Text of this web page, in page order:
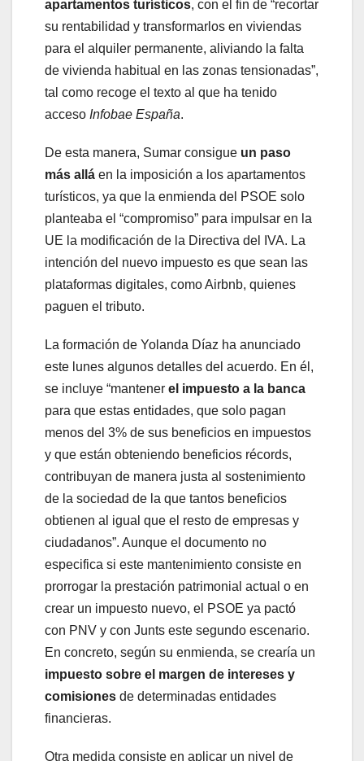
apartamentos turísticos, con el fin de “recortar
su rentabilidad y transformarlos en viviendas
para el alquiler permanente, aliviando la falta
de vivienda habitual en las zonas tensionadas”,
tal como recoge el texto al que ha tenido
acceso Infobae España.
De esta manera, Sumar consigue un paso
más allá en la imposición a los apartamentos
turísticos, ya que la enmienda del PSOE solo
planteaba el “compromiso” para impulsar en la
UE la modificación de la Directiva del IVA. La
intención del nuevo impuesto es que sean las
plataformas digitales, como Airbnb, quienes
paguen el tributo.
La formación de Yolanda Díaz ha anunciado
este lunes algunos detalles del acuerdo. En él,
se incluye “mantener el impuesto a la banca
para que estas entidades, que solo pagan
menos del 3% de sus beneficios en impuestos
y que están obteniendo beneficios récords,
contribuyan de manera justa al sostenimiento
de la sociedad de la que tantos beneficios
obtienen al igual que el resto de empresas y
ciudadanos”. Aunque el documento no
especifica si este mantenimiento consiste en
prorrogar la prestación patrimonial actual o en
crear un impuesto nuevo, el PSOE ya pactó
con PNV y con Junts este segundo escenario.
En concreto, según su enmienda, se crearía un
impuesto sobre el margen de intereses y
comisiones de determinadas entidades
financieras.
Otra medida consiste en aplicar un nivel de